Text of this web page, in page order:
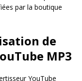
par la boutique
de
MP3
YouTube